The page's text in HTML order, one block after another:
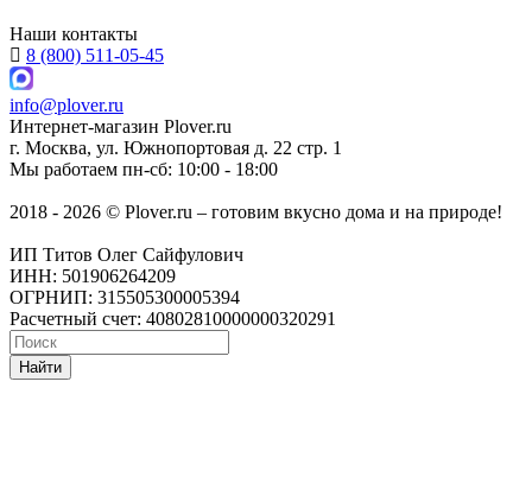
Наши контакты
8 (800) 511-05-45
info@plover.ru
Интернет-магазин Plover.ru
г. Москва, ул. Южнопортовая д. 22 стр. 1
Мы работаем пн-сб: 10:00 - 18:00
2018 - 2026 © Plover.ru – готовим вкусно дома и на природе!
ИП Титов Олег Сайфулович
ИНН: 501906264209
ОГРНИП: 315505300005394
Расчетный счет: 40802810000000320291
Найти